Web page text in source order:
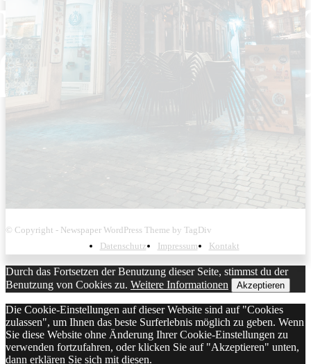
© Copyright - Newspaper WordPress Theme by TagDiv
Datenschutz
Impressum Kontakt
Durch das Fortsetzen der Benutzung dieser Seite, stimmst du der
Benutzung von Cookies zu. Weitere Informationen Akzeptieren
Die Cookie-Einstellungen auf dieser Website sind auf "Cookies
zulassen", um Ihnen das beste Surferlebnis möglich zu geben. Wenn
Sie diese Website ohne Änderung Ihrer Cookie-Einstellungen zu
verwenden fortzufahren, oder klicken Sie auf "Akzeptieren" unten,
dann erklären Sie sich mit diesen.